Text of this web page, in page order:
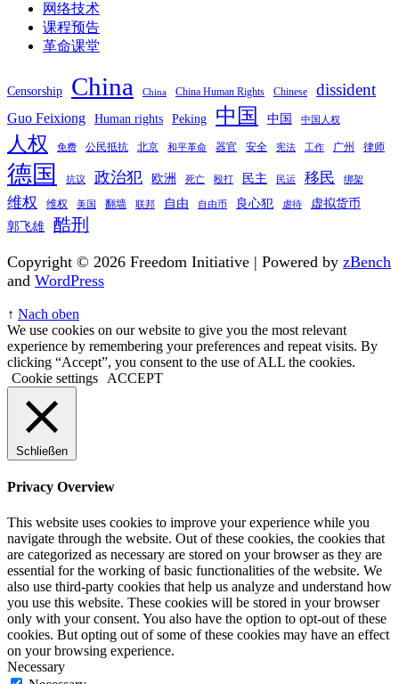
网络技术
课程预告
革命课堂
Censorship China China China Human Rights Chinese dissident
Guo Feixiong Human rights Peking 中国 中国 中国人权
人权 免费 公民抵抗 北京 和平革命 器官 安全 宪法 工作 广州 律师
德国 抗议 政治犯 欧洲 死亡 殴打 民主 民运 移民 绑架
维权 维权 美国 翻墙 联邦 自由 自由币 良心犯 虐待
虚拟货币
郭飞雄
酷刑
Copyright © 2026 Freedom Initiative | Powered by zBench
and WordPress
↑ Nach oben
We use cookies on our website to give you the most relevant
experience by remembering your preferences and repeat visits. By
clicking “Accept”, you consent to the use of ALL the cookies.
Cookie settings
ACCEPT
Schließen
Privacy Overview
This website uses cookies to improve your experience while you
navigate through the website. Out of these cookies, the cookies that
are categorized as necessary are stored on your browser as they are
essential for the working of basic functionalities of the website. We
also use third-party cookies that help us analyze and understand how
you use this website. These cookies will be stored in your browser
only with your consent. You also have the option to opt-out of these
cookies. But opting out of some of these cookies may have an effect
on your browsing experience.
Necessary